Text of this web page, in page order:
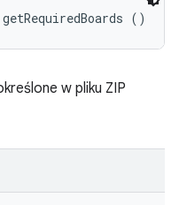
()
w pliku ZIP